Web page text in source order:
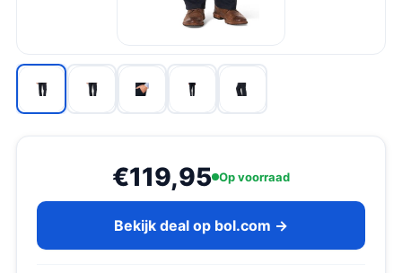
€119,95 Op voorraad
Bekijk deal op bol.com →